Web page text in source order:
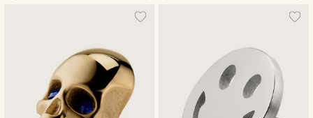
Goedkoopste
Duurste